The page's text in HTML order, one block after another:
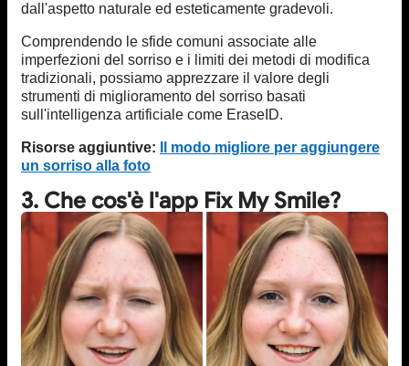
dall'aspetto naturale ed esteticamente gradevoli.
Comprendendo le sfide comuni associate alle
imperfezioni del sorriso e i limiti dei metodi di modifica
tradizionali, possiamo apprezzare il valore degli
strumenti di miglioramento del sorriso basati
sull'intelligenza artificiale come EraseID.
Risorse aggiuntive:
Il modo migliore per aggiungere
un sorriso alla foto
3. Che cos'è l'app Fix My Smile?